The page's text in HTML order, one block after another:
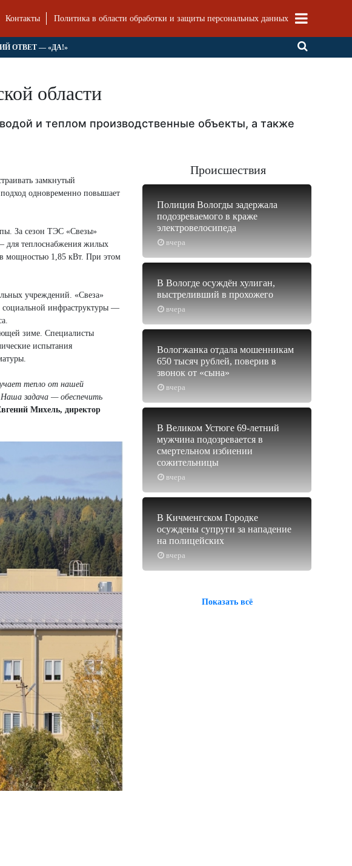
Контакты Политика в области обработки и защиты персональных данных
ОТВЕТ — «ДА!»
области
и теплом производственные объекты, а также
замкнутый
одновременно повышает
За сезон ТЭС «Свезы»
для теплоснабжения жилых
мощностью 1,85 кВт. При этом
учреждений. «Свеза»
социальной инфраструктуры —
зиме. Специалисты
испытания
тепло от нашей
задача — обеспечить
Михель, директор
Происшествия
вчера
Полиция Вологды задержала
подозреваемого в краже
электровелосипеда
вчера
В Вологде осуждён хулиган,
выстреливший в прохожего
вчера
Вологжанка отдала мошенникам
650 тысяч рублей, поверив в
звонок от «сына»
вчера
В Великом Устюге 69-летний
мужчина подозревается в
смертельном избиении
сожительницы
вчера
В Кичменгском Городке
осуждены супруги за нападение
на полицейских
Показать всё